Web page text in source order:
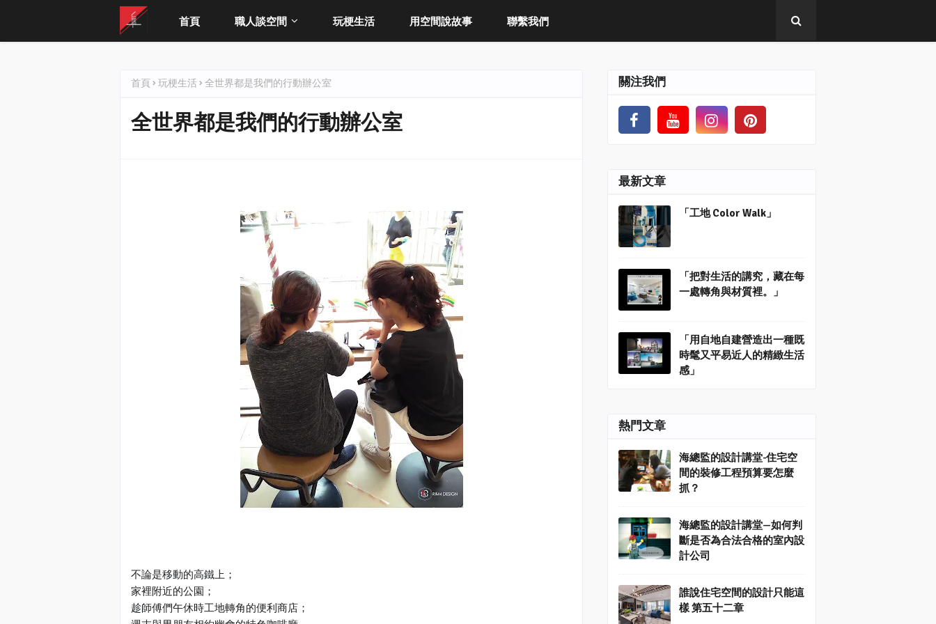
首頁 職人談空間 玩梗生活 用空間說故事 聯繫我們
首頁 玩梗生活 全世界都是我們的行動辦公室
全世界都是我們的行動辦公室
不論是移動的高鐵上；
家裡附近的公園；
趁師傅們午休時工地轉角的便利商店；
關注我們
最新文章
「工地 Color Walk」
「把對生活的講究，藏在每
一處轉角與材質裡。」
「用自地自建營造出一種既
時髦又平易近人的精緻生活
感」
熱門文章
海總監的設計講堂-住宅空
間的裝修工程預算要怎麼
抓？
海總監的設計講堂—如何判
斷是否為合法合格的室內設
計公司
誰說住宅空間的設計只能這
樣 第五十二章